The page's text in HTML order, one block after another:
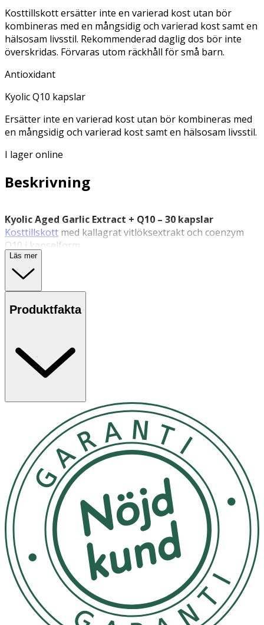
Kosttillskott ersätter inte en varierad kost utan bör
kombineras med en mångsidig och varierad kost samt en
hälsosam livsstil. Rekommenderad daglig dos bör inte
överskridas. Förvaras utom räckhåll för små barn.
Antioxidant
Kyolic Q10 kapslar
Ersätter inte en varierad kost utan bör kombineras med
en mångsidig och varierad kost samt en hälsosam livsstil.
I lager online
Beskrivning
Kyolic Aged Garlic Extract + Q10 – 30 kapslar
Kosttillskott med kallagrat vitlöksextrakt och coenzym
Q10 i kapselform.
Kyolic Aged Garlic Extract + Q10 innehåller kallagrat
vitlöksextrakt (AGE™) kombinerat med coenzym Q10.
Vitlöksextraktet lagras i 18–20 månader enligt Kyolics
tillverkningsprocess, vilket resulterar i ett luktfritt
karakteristisk för Kyolic AGE™.
Lagrad vitlök bidrar till immunsystemets och hjärtats
normala funktion samt normala kolesterolvärden.
vitaminliknande ämne som förekommer naturligt i
kroppens celler.
Användning & Dosering
Rekommenderad daglig dos:
kapsel dagligen i samband med måltid.
Observera:
· Rekommenderad daglig dos bör inte överskridas.
· Kosttillskott ersätter inte en varierad kost utan bör
kombineras med en mångsidig och balanserad kost
samt en hälsosam livsstil.
Förvaring
Läs mer
Produktfakta